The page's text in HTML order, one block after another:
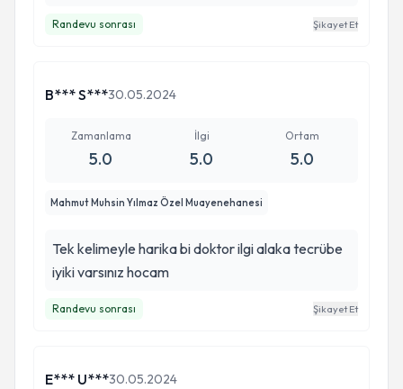
her anlamda :) Bu arada asistanı Gamze Hanımın
bu güzel aileyi ailecek seviyoruz :)
Randevu sonrası Şikayet Et
B*** S***30.05.2024
Zamanlama
5.0
İlgi
5.0
Ortam
5.0
Mahmut Muhsin Yılmaz Özel Muayenehanesi
Tek kelimeyle harika bi doktor ilgi alaka tecrübe
iyiki varsınız hocam
Randevu sonrası Şikayet Et
E*** U***30.05.2024